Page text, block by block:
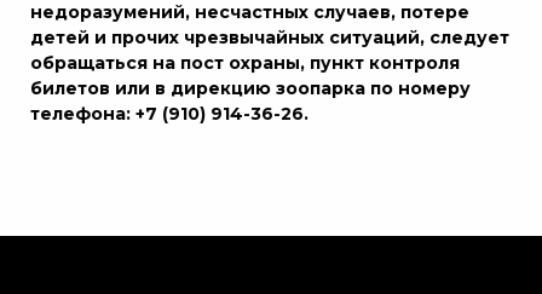
недоразумений, несчастных случаев, потере
детей и прочих чрезвычайных ситуаций, следует
обращаться на пост охраны, пункт контроля
билетов или в дирекцию зоопарка по номеру
телефона: +7 (910) 914-36-26.